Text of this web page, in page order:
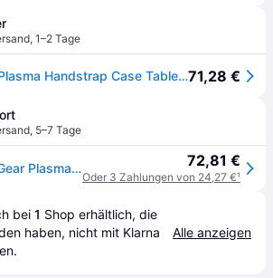
, 1–2 Tage
Urban Armor Gear Plasma Handstrap Case Tablet-Cover Microsoft Surface Pro 9, Surface Pro 10 33cm (13 ) Back Cover Ice, Transparent71,28 €
, 5–7 Tage
UAG Urban Armor Gear Plasma Handstrap Case Microsoft Surface Pro 9 / Pro 9 5G, Pro 10 / Pro 10 5G, Pro 11 ice 72,81 €
Oder 3 Zahlungen von 24,27 €¹
bei 1 Shop erhältlich, die
haben, nicht mit Klarna
Alle anzeigen